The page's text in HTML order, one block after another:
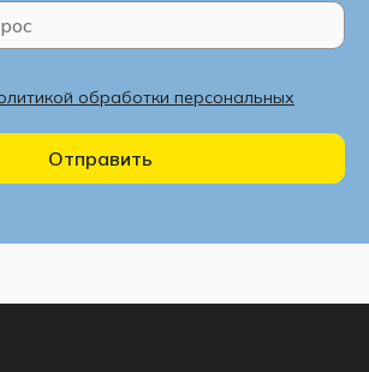
обработки персональных
Отправить